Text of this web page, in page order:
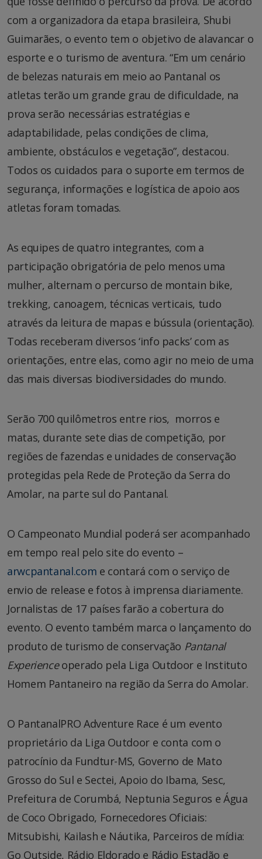
com a organizadora da etapa brasileira, Shubi
Guimarães, o evento tem o objetivo de alavancar o
esporte e o turismo de aventura. “Em um cenário
de belezas naturais em meio ao Pantanal os
atletas terão um grande grau de dificuldade, na
prova serão necessárias estratégias e
adaptabilidade, pelas condições de clima,
ambiente, obstáculos e vegetação”, destacou.
Todos os cuidados para o suporte em termos de
segurança, informações e logística de apoio aos
atletas foram tomadas.
As equipes de quatro integrantes, com a
participação obrigatória de pelo menos uma
mulher, alternam o percurso de montain bike,
trekking, canoagem, técnicas verticais, tudo
através da leitura de mapas e bússula (orientação).
Todas receberam diversos ‘info packs’ com as
orientações, entre elas, como agir no meio de uma
das mais diversas biodiversidades do mundo.
Serão 700 quilômetros entre rios, morros e
matas, durante sete dias de competição, por
regiões de fazendas e unidades de conservação
protegidas pela Rede de Proteção da Serra do
Amolar, na parte sul do Pantanal.
O Campeonato Mundial poderá ser acompanhado
em tempo real pelo site do evento –
arwcpantanal.com e contará com o serviço de
envio de release e fotos à imprensa diariamente.
Jornalistas de 17 países farão a cobertura do
evento. O evento também marca o lançamento do
produto de turismo de conservação Pantanal
Experienceoperado pela Liga Outdoor e Instituto
Homem Pantaneiro na região da Serra do Amolar.
O PantanalPRO Adventure Race é um evento
proprietário da Liga Outdoor e conta com o
patrocínio da Fundtur-MS, Governo de Mato
Grosso do Sul e Sectei, Apoio do Ibama, Sesc,
Prefeitura de Corumbá, Neptunia Seguros e Água
de Coco Obrigado, Fornecedores Oficiais:
Mitsubishi, Kailash e Náutika, Parceiros de mídia:
Go Outside, Rádio Eldorado e Rádio Estadão e